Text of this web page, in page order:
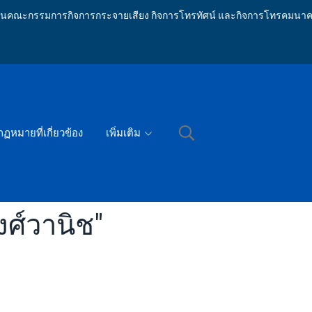
ณะกรรมการกิจการกระจายเสียง กิจการโทรทัศน์ และกิจการโทรคมนา
ฏหมายที่เกี่ยวข้อง เพิ่มเติม
ศ์วานิช"